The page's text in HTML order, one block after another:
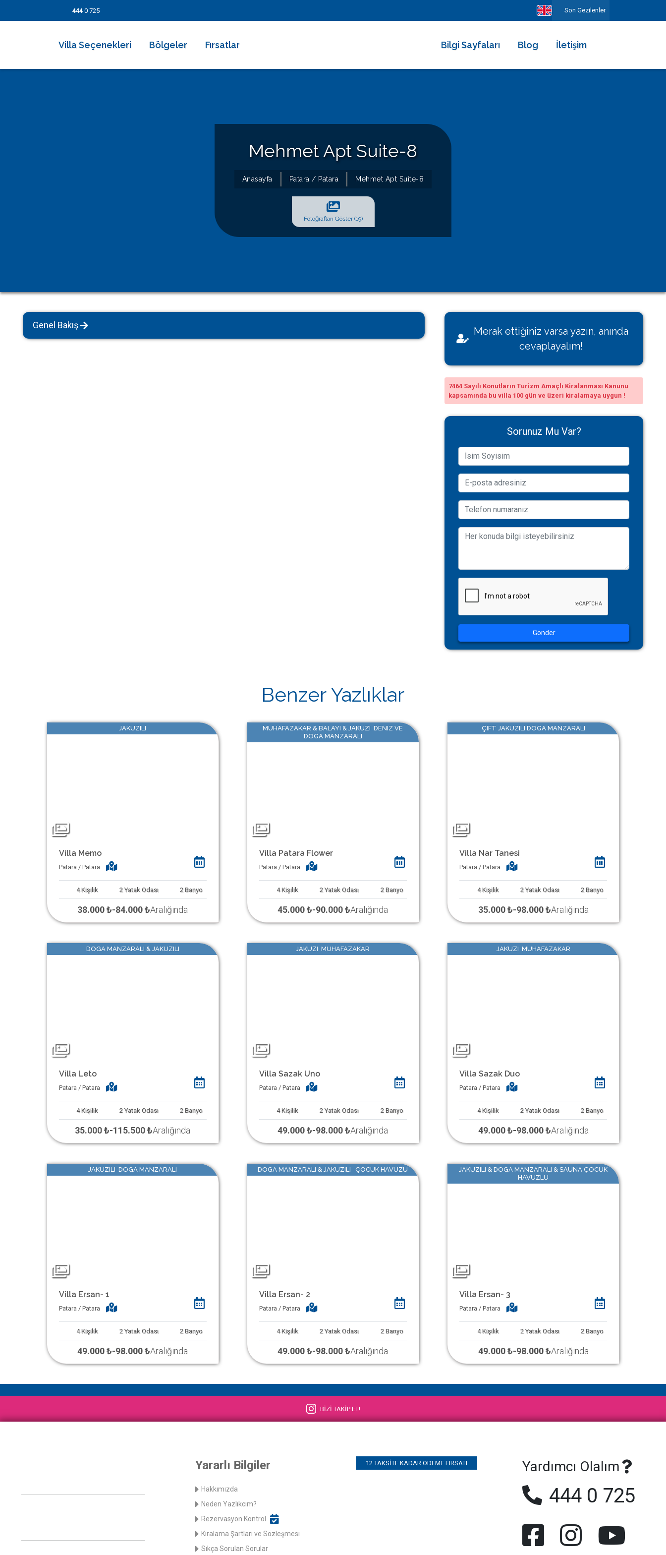
444 0 725 Son Gezilenler
Villa Seçenekleri
Kiralık Apartlar
Bungalov Evler
Kahvaltı Dahil Villalar
Bölgeler Fırsatlar Bilgi Sayfaları
Erken Rezervasyonun Avantajları
Kişisel Verilerin Korunması
Villamı Kiraya Vermek İstiyorum
Sağlığınız Bizim İçin Değerli
Konut İzin Belge Başvurusu
Bakanlık Belgeli Konutlar
Blog İletişim
Mehmet Apt Suite-8
Anasayfa Patara / Patara Mehmet Apt Suite-8
Fotoğrafları Göster (19)
Genel Bakış
Merak ettiğiniz varsa yazın, anında
cevaplayalım!
7464 Sayılı Konutların Turizm Amaçlı Kiralanması Kanunu
kapsamında bu villa 100 gün ve üzeri kiralamaya uygun !
Sorunuz Mu Var?
Gönder
Benzer Yazlıklar
JAKUZILI
Villa Memo
Patara / Patara
4 Kişilik 2 Yatak Odası 2 Banyo
38.000 ₺-84.000 ₺Aralığında
MUHAFAZAKAR & BALAYI & JAKUZI DENIZ VE
DOGA MANZARALI
Villa Patara Flower
Patara / Patara
4 Kişilik 2 Yatak Odası 2 Banyo
45.000 ₺-90.000 ₺Aralığında
ÇIFT JAKUZILI DOGA MANZARALI
Villa Nar Tanesi
Patara / Patara
4 Kişilik 2 Yatak Odası 2 Banyo
35.000 ₺-98.000 ₺Aralığında
DOGA MANZARALI & JAKUZILI
Villa Leto
Patara / Patara
4 Kişilik 2 Yatak Odası 2 Banyo
35.000 ₺-115.500 ₺Aralığında
JAKUZI MUHAFAZAKAR
Villa Sazak Uno
Patara / Patara
4 Kişilik 2 Yatak Odası 2 Banyo
49.000 ₺-98.000 ₺Aralığında
JAKUZI MUHAFAZAKAR
Villa Sazak Duo
Patara / Patara
4 Kişilik 2 Yatak Odası 2 Banyo
49.000 ₺-98.000 ₺Aralığında
JAKUZILI DOGA MANZARALI
Villa Ersan- 1
Patara / Patara
4 Kişilik 2 Yatak Odası 2 Banyo
49.000 ₺-98.000 ₺Aralığında
DOGA MANZARALI & JAKUZILI ÇOCUK HAVUZU
Villa Ersan- 2
Patara / Patara
4 Kişilik 2 Yatak Odası 2 Banyo
49.000 ₺-98.000 ₺Aralığında
JAKUZILI & DOGA MANZARALI & SAUNA ÇOCUK
HAVUZLU
Villa Ersan- 3
Patara / Patara
4 Kişilik 2 Yatak Odası 2 Banyo
49.000 ₺-98.000 ₺Aralığında
BİZİ TAKİP ET!
Yararlı Bilgiler
Hakkımızda
Neden Yazlıkcım?
Rezervasyon Kontrol
Kiralama Şartları ve Sözleşmesi
Sıkça Sorulan Sorular
12 TAKSITE KADAR ÖDEME FIRSATI Yardımcı Olalım
444 0 725